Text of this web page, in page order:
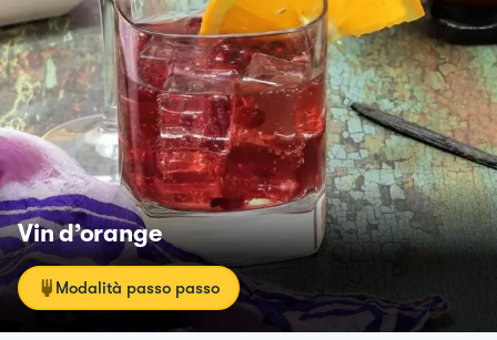
Vin d’orange
Modalità passo passo